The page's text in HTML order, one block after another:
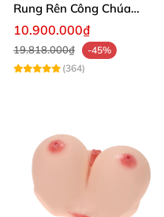
Rung Rên Công Chúa
Anime Xinh Đẹp
10.900.000₫
19.818.000₫
-45%
(364)